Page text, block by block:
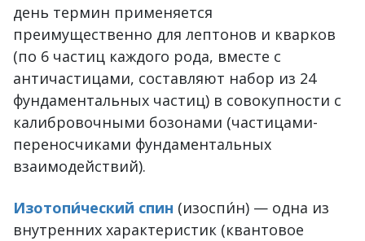
день термин применяется
преимущественно для лептонов и кварков
(по 6 частиц каждого рода, вместе с
античастицами, составляют набор из 24
фундаментальных частиц) в совокупности с
калибровочными бозонами (частицами-
переносчиками фундаментальных
взаимодействий).
Изотопи́ческий спин (изоспи́н) — одна из
внутренних характеристик (квантовое